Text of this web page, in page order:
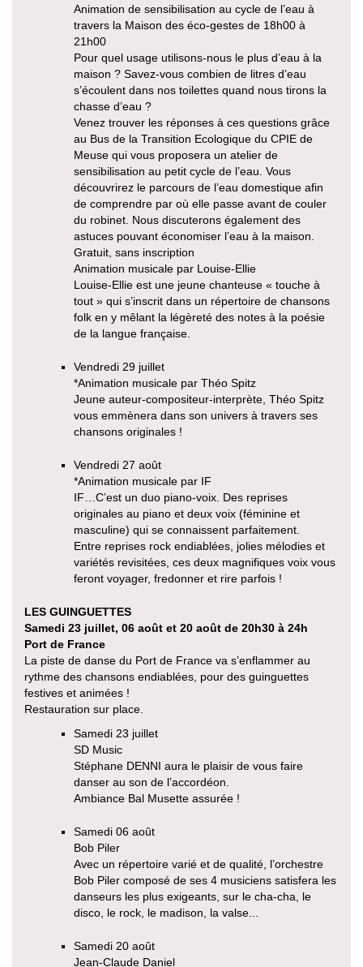
Animation de sensibilisation au cycle de l’eau à
travers la Maison des éco-gestes de 18h00 à
21h00
Pour quel usage utilisons-nous le plus d’eau à la
maison ? Savez-vous combien de litres d’eau
s’écoulent dans nos toilettes quand nous tirons la
chasse d’eau ?
Venez trouver les réponses à ces questions grâce
au Bus de la Transition Ecologique du CPIE de
Meuse qui vous proposera un atelier de
sensibilisation au petit cycle de l’eau. Vous
découvrirez le parcours de l’eau domestique afin
de comprendre par où elle passe avant de couler
du robinet. Nous discuterons également des
astuces pouvant économiser l’eau à la maison.
Gratuit, sans inscription
Animation musicale par Louise-Ellie
Louise-Ellie est une jeune chanteuse « touche à
tout » qui s’inscrit dans un répertoire de chansons
folk en y mêlant la légèreté des notes à la poésie
de la langue française.
Vendredi 29 juillet
*Animation musicale par Théo Spitz
Jeune auteur-compositeur-interprète, Théo Spitz
vous emmènera dans son univers à travers ses
chansons originales !
Vendredi 27 août
*Animation musicale par IF
IF…C’est un duo piano-voix. Des reprises
originales au piano et deux voix (féminine et
masculine) qui se connaissent parfaitement.
Entre reprises rock endiablées, jolies mélodies et
variétés revisitées, ces deux magnifiques voix vous
feront voyager, fredonner et rire parfois !
LES GUINGUETTES
Samedi 23 juillet, 06 août et 20 août de 20h30 à 24h
Port de France
La piste de danse du Port de France va s’enflammer au
rythme des chansons endiablées, pour des guinguettes
festives et animées !
Restauration sur place.
Samedi 23 juillet
SD Music
Stéphane DENNI aura le plaisir de vous faire
danser au son de l’accordéon.
Ambiance Bal Musette assurée !
Samedi 06 août
Bob Piler
Avec un répertoire varié et de qualité, l’orchestre
Bob Piler composé de ses 4 musiciens satisfera les
danseurs les plus exigeants, sur le cha-cha, le
disco, le rock, le madison, la valse...
Samedi 20 août
Jean-Claude Daniel